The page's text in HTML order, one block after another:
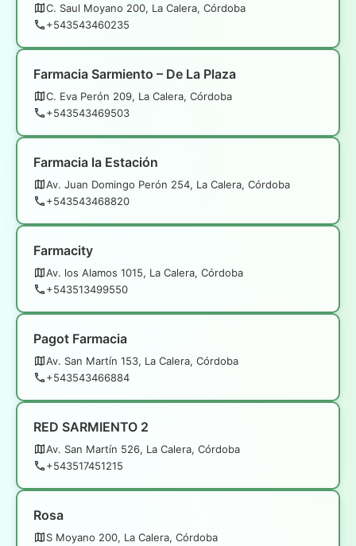
C. Saul Moyano 200, La Calera, Córdoba
+543543460235
Farmacia Sarmiento – De La Plaza
C. Eva Perón 209, La Calera, Córdoba
+543543469503
Farmacia la Estación
Av. Juan Domingo Perón 254, La Calera, Córdoba
+543543468820
Farmacity
Av. los Alamos 1015, La Calera, Córdoba
+543513499550
Pagot Farmacia
Av. San Martín 153, La Calera, Córdoba
+543543466884
RED SARMIENTO 2
Av. San Martín 526, La Calera, Córdoba
+543517451215
Rosa
S Moyano 200, La Calera, Córdoba